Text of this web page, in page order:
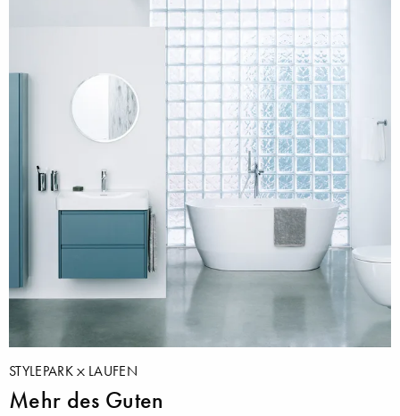
STYLEPARK LAUFEN
Mehr des Guten